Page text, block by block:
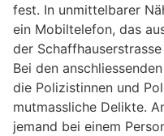
fest. In unmittelbarer
ein Mobiltelefon, das
der
Bei den
die Polizistinnen und
mutmassliche Delikte.
jemand bei einem